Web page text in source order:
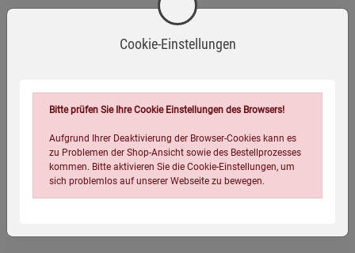
Anwendungsempfehlung
Trinken Sie 2–3 Mal täglich jeweils 30 ml Graviola-Saft pur
Vor Gebrauch gut schütteln.
Nach dem Öffnen im Kühlschrank aufbewahren und innerhalb
von 10 Tagen verbrauchen.
Mindestens haltbar bis: siehe Aufdruck.
Cookie-Einstellungen
Bitte prüfen Sie Ihre Cookie Einstellungen des Browsers!
Aufgrund Ihrer Deaktivierung der Browser-Cookies kann es
zu Problemen der Shop-Ansicht sowie des Bestellprozesses
kommen. Bitte aktivieren Sie die Cookie-Einstellungen, um
sich problemlos auf unserer Webseite zu bewegen.